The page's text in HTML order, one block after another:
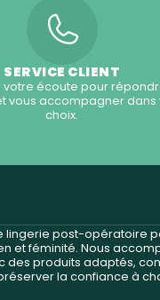
SERVICE CLIENT
votre écoute pour
vous accompagner dans
choix.
lingerie post-opératoire
et féminité. Nous
des produits adaptés,
la confiance à